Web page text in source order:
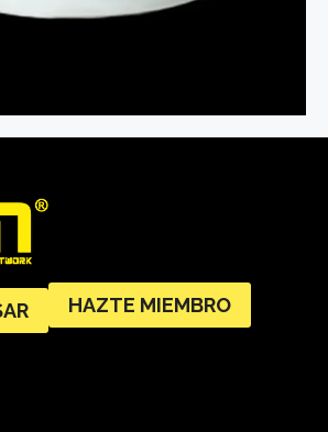
HAZTE MIEMBRO